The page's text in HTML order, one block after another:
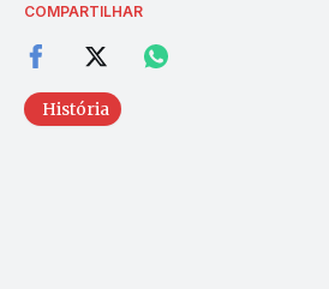
COMPARTILHAR
História